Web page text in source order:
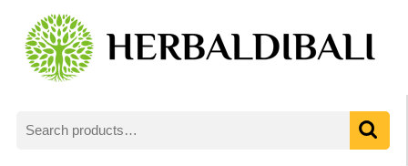
content
for: